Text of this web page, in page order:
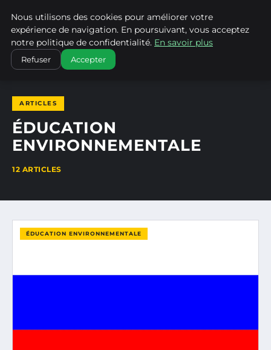
CLIMATECHANGENEBRASKA
ACCUEIL ÉDUCATION ENVIRONNEMENTALE
ARTICLES
ÉDUCATION
ENVIRONNEMENTALE
12 ARTICLES
ÉDUCATION ENVIRONNEMENTALE
Nous utilisons des cookies pour améliorer votre
expérience de navigation. En poursuivant, vous acceptez
notre politique de confidentialité. En savoir plus
Refuser Accepter